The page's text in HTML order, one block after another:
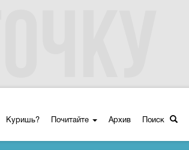
Куришь? Почитайте Архив Поиск